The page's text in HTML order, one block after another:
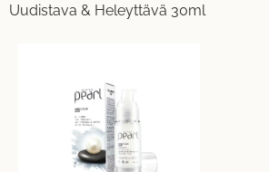
Uudistava & Heleyttävä 30ml